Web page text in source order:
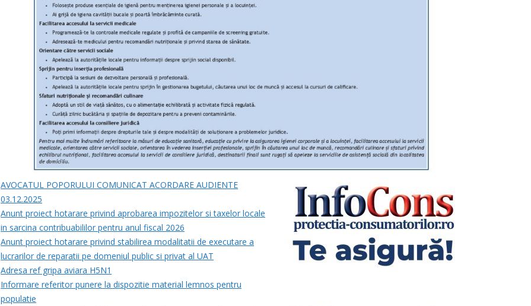
AVOCATUL POPORULUI COMUNICAT ACORDARE AUDIENTE
03.12.2025
Anunt proiect hotarare privind aprobarea impozitelor si taxelor locale
in sarcina contribuabililor pentru anul fiscal 2026
Anunt proiect hotarare privind stabilirea modalitatii de executare a
lucrarilor de reparatii pe domeniul public si privat al UAT
Adresa ref gripa aviara H5N1
Informare referitor punere la dispozitie material lemnos pentru
populatie